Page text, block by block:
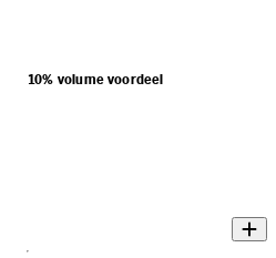
10% volume voordeel